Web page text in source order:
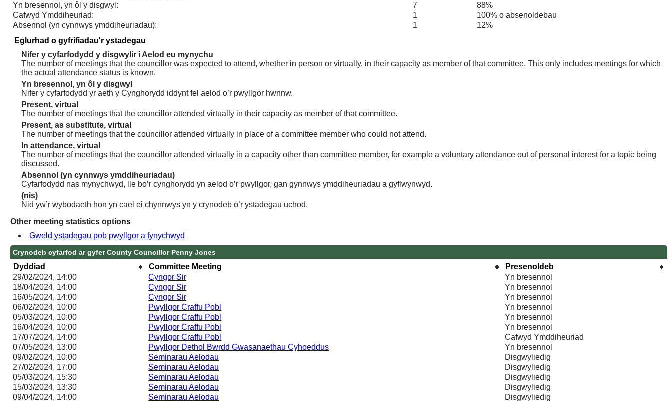
Yn bresennol, yn ôl y disgwyl:
7
88%
Cafwyd Ymddiheuriad:
1
100% o absenoldebau
Absennol (yn cynnwys ymddiheuriadau):
1
12%
Eglurhad o gyfrifiadau'r ystadegau
Nifer y cyfarfodydd y disgwylir i Aelod eu mynychu
The number of meetings that the councillor was expected to attend, whether in person or virtually, in their capacity as member of that committee. This only includes meetings for which
the actual attendance status is known.
Yn bresennol, yn ôl y disgwyl
Nifer y cyfarfodydd yr aeth y Cynghorydd iddynt fel aelod o’r pwyllgor hwnnw.
Present, virtual
The number of meetings that the councillor attended virtually in their capacity as member of that committee.
Present, as substitute, virtual
The number of meetings that the councillor attended virtually in place of a committee member who could not attend.
In attendance, virtual
The number of meetings that the councillor attended virtually in a capacity other than committee member, for example a voluntary attendance out of personal interest for a topic being
discussed.
Absennol (yn cynnwys ymddiheuriadau)
Cyfarfodydd nas mynychwyd, lle bo’r cynghorydd yn aelod o’r pwyllgor, gan gynnwys ymddiheuriadau a gyflwynwyd.
(nis)
Nid yw’r wybodaeth hon yn cael ei chynnwys yn y crynodeb o’r ystadegau uchod.
Other meeting statistics options
Gweld ystadegau pob pwyllgor a fynychwyd
Crynodeb cyfarfod ar gyfer County Councillor Penny Jones
Dyddiad Committee Meeting
Presenoldeb
29/02/2024, 14:00
Cyngor Sir
Yn bresennol
18/04/2024, 14:00
Cyngor Sir
Yn bresennol
16/05/2024, 14:00
Cyngor Sir
Yn bresennol
06/02/2024, 10:00
Pwyllgor Craffu Pobl
Yn bresennol
05/03/2024, 10:00
Pwyllgor Craffu Pobl
Yn bresennol
16/04/2024, 10:00
Pwyllgor Craffu Pobl
Yn bresennol
17/07/2024, 14:00
Pwyllgor Craffu Pobl
Cafwyd Ymddiheuriad
07/05/2024, 13:00
Pwyllgor Dethol Bwrdd Gwasanaethau Cyhoeddus
Yn bresennol
09/02/2024, 10:00
Seminarau Aelodau
Disgwyliedig
27/02/2024, 17:00
Seminarau Aelodau
Disgwyliedig
05/03/2024, 15:30
Seminarau Aelodau
Disgwyliedig
15/03/2024, 13:30
Seminarau Aelodau
Disgwyliedig
09/04/2024, 14:00
Seminarau Aelodau Disgwyliedig